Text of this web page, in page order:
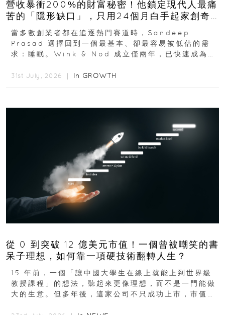
營收暴衝200%的財富秘密！他鎖定現代人最痛
苦的「隱形缺口」，只用24個月白手起家創奇
蹟
當多數創業者都在追逐熱門賽道時，Sandeep
Prasad 選擇回到一個最基本、卻最容易被低估的需
求：睡眠。Wink & Nod 成立僅兩年，已快速成為印
31st July, 2026 ｜ In GROWTH
從 0 到突破 12 億美元市值！一個曾被嘲笑的書
呆子理想，如何靠一項硬技術翻轉人生？
15 年前，一個「讓中國大學生在線上就能上到世界級
教授課程」的想法，聽起來更像理想，而不是一門能做
大的生意。但多年後，這家公司不只成功上市，市值更